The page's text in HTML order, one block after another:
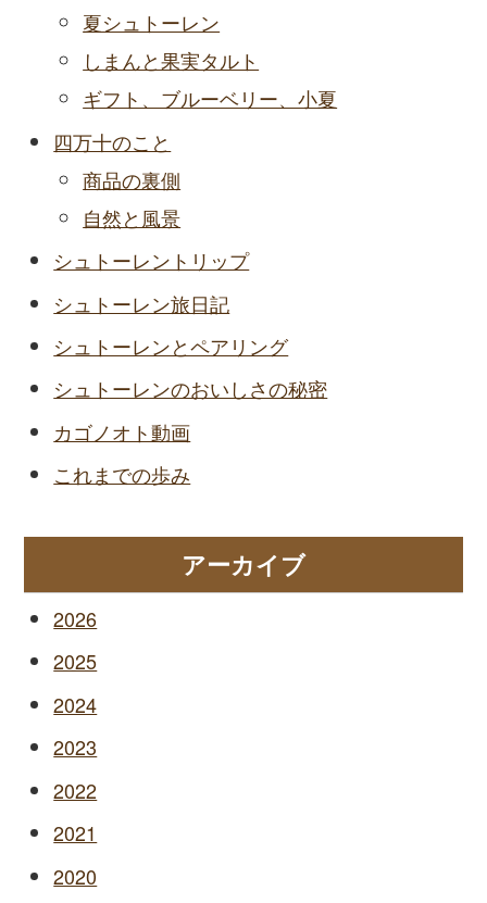
夏シュトーレン
しまんと果実タルト
ギフト、ブルーベリー、小夏
四万十のこと
商品の裏側
自然と風景
シュトーレントリップ
シュトーレン旅日記
シュトーレンとペアリング
シュトーレンのおいしさの秘密
カゴノオト動画
これまでの歩み
アーカイブ
2026
2025
2024
2023
2022
2021
2020